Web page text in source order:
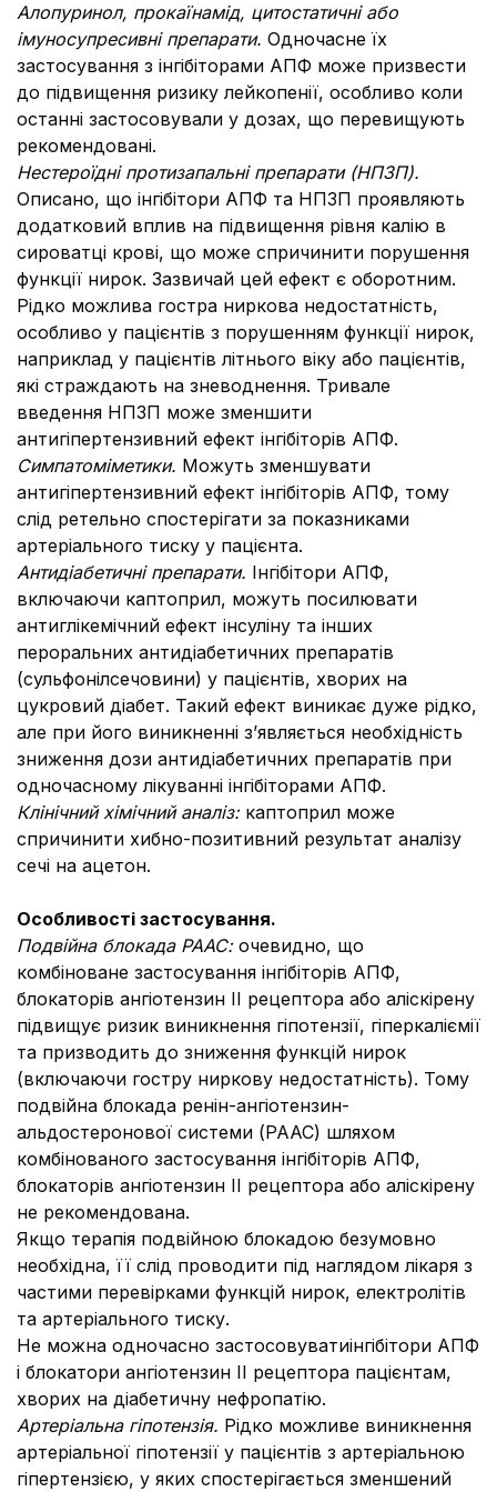
Алопуринол, прокаїнамід, цитостатичні або
імуносупресивні препарати. Одночасне їх
застосування з інгібіторами АПФ може призвести
до підвищення ризику лейкопенії, особливо коли
останні застосовували у дозах, що перевищують
рекомендовані.
Нестероїдні протизапальні препарати (НПЗП).
Описано, що інгібітори АПФ та НПЗП проявляють
додатковий вплив на підвищення рівня калію в
сироватці крові, що може спричинити порушення
функції нирок. Зазвичай цей ефект є оборотним.
Рідко можлива гостра ниркова недостатність,
особливо у пацієнтів з порушенням функції нирок,
наприклад у пацієнтів літнього віку або пацієнтів,
які страждають на зневоднення. Тривале
введення НПЗП може зменшити
антигіпертензивний ефект інгібіторів АПФ.
Симпатоміметики. Можуть зменшувати
антигіпертензивний ефект інгібіторів АПФ, тому
слід ретельно спостерігати за показниками
артеріального тиску у пацієнта.
Антидіабетичні препарати. Інгібітори АПФ,
включаючи каптоприл, можуть посилювати
антиглікемічний ефект інсуліну та інших
пероральних антидіабетичних препаратів
(сульфонілсечовини) у пацієнтів, хворих на
цукровий діабет. Такий ефект виникає дуже рідко,
але при його виникненні з’являється необхідність
зниження дози антидіабетичних препаратів при
одночасному лікуванні інгібіторами АПФ.
Клінічний хімічний аналіз: каптоприл може
спричинити хибно-позитивний результат аналізу
сечі на ацетон.
Особливості застосування.
Подвійна блокада РААС: очевидно, що
комбіноване застосування інгібіторів АПФ,
блокаторів ангіотензин ІІ рецептора або аліскірену
підвищує ризик виникнення гіпотензії, гіперкаліємії
та призводить до зниження функцій нирок
(включаючи гостру ниркову недостатність). Тому
подвійна блокада ренін-ангіотензин-
альдостеронової системи (РААС) шляхом
комбінованого застосування інгібіторів АПФ,
блокаторів ангіотензин ІІ рецептора або аліскірену
не рекомендована.
Якщо терапія подвійною блокадою безумовно
необхідна, її слід проводити під наглядом лікаря з
частими перевірками функцій нирок, електролітів
та артеріального тиску.
Не можна одночасно застосовуватиінгібітори АПФ
і блокатори ангіотензин ІІ рецептора пацієнтам,
хворих на діабетичну нефропатію.
Артеріальна гіпотензія. Рідко можливе виникнення
артеріальної гіпотензії у пацієнтів з артеріальною
гіпертензією, у яких спостерігається зменшений